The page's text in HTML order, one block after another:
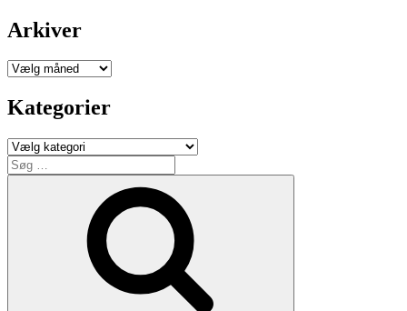
Arkiver
Arkiver
Kategorier
Kategorier
Søg
efter: